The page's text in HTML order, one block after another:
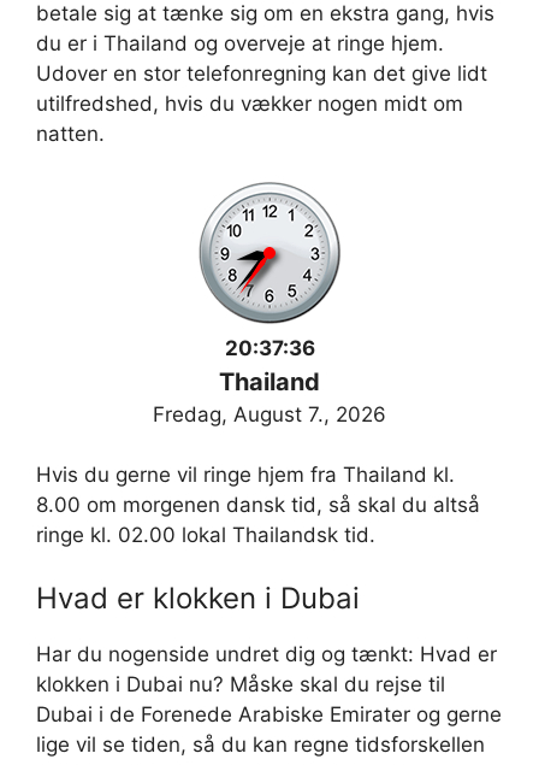
betale sig at tænke sig om en ekstra gang, hvis
du er i Thailand og overveje at ringe hjem.
Udover en stor telefonregning kan det give lidt
utilfredshed, hvis du vækker nogen midt om
natten.
20:37:36
Thailand
Fredag, August 7., 2026
Hvis du gerne vil ringe hjem fra Thailand kl.
8.00 om morgenen dansk tid, så skal du altså
ringe kl. 02.00 lokal Thailandsk tid.
Hvad er klokken i Dubai
Har du nogenside undret dig og tænkt: Hvad er
klokken i Dubai nu? Måske skal du rejse til
Dubai i de Forenede Arabiske Emirater og gerne
lige vil se tiden, så du kan regne tidsforskellen